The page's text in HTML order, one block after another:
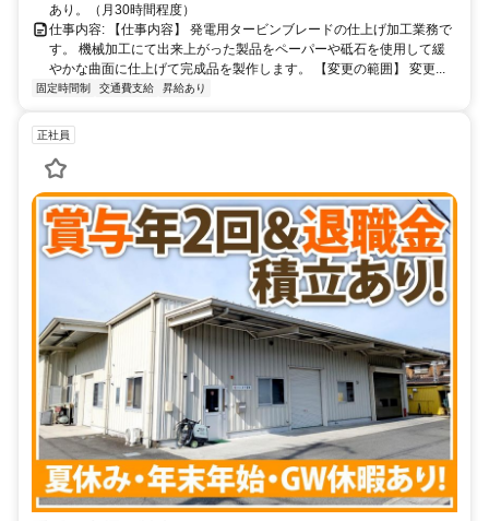
あり。（月30時間程度）
仕事内容: 【仕事内容】 発電用タービンブレードの仕上げ加工業務で
す。 機械加工にて出来上がった製品をペーパーや砥石を使用して緩
やかな曲面に仕上げて完成品を製作します。 【変更の範囲】 変更...
固定時間制 交通費支給 昇給あり
正社員